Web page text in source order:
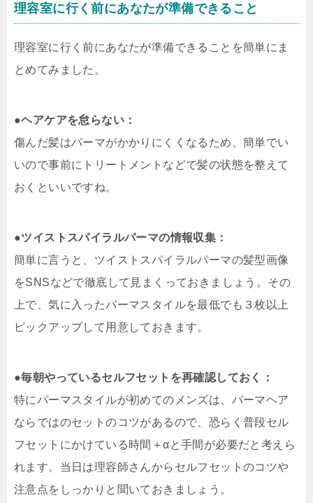
理容室に行く前にあなたが準備できること
理容室に行く前にあなたが準備できることを簡単にま
とめてみました。
●ヘアケアを怠らない：
傷んだ髪はパーマがかかりにくくなるため、簡単でい
いので事前にトリートメントなどで髪の状態を整えて
おくといいですね。
●ツイストスパイラルパーマの情報収集：
簡単に言うと、ツイストスパイラルパーマの髪型画像
をSNSなどで徹底して見まくっておきましょう。その
上で、気に入ったパーマスタイルを最低でも３枚以上
ピックアップして用意しておきます。
●毎朝やっているセルフセットを再確認しておく：
特にパーマスタイルが初めてのメンズは、パーマヘア
ならではのセットのコツがあるので、恐らく普段セル
フセットにかけている時間＋αと手間が必要だと考えら
れます。当日は理容師さんからセルフセットのコツや
注意点をしっかりと聞いておきましょう。